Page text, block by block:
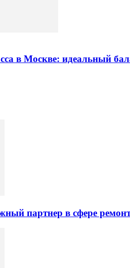
в Москве: идеальный
партнер в сфере